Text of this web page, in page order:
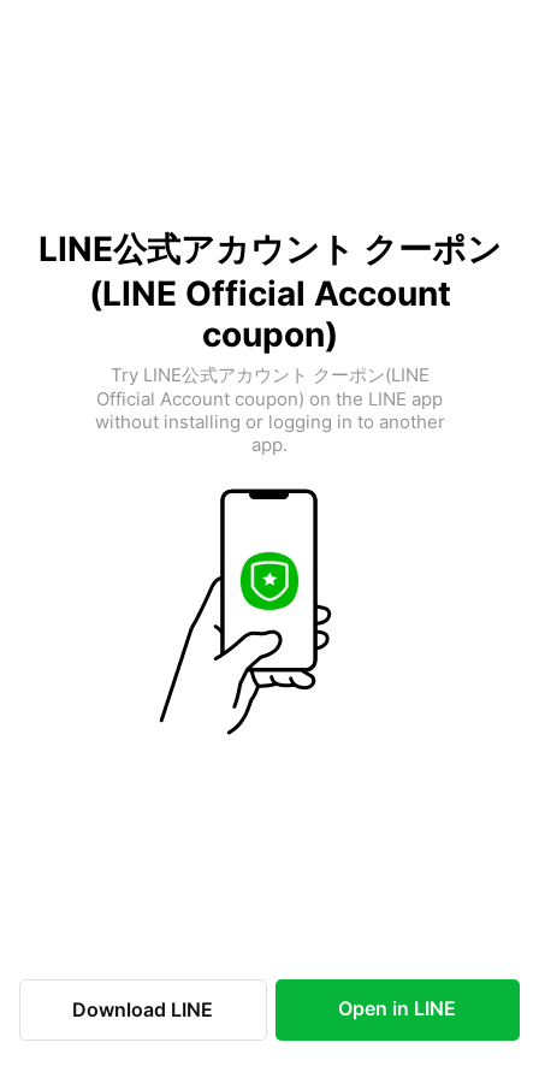
LINE公式アカウント クーポン
(LINE Official Account
coupon)
Try LINE公式アカウント クーポン(LINE
Official Account coupon) on the LINE app
without installing or logging in to another
app.
Download LINE Open in LINE